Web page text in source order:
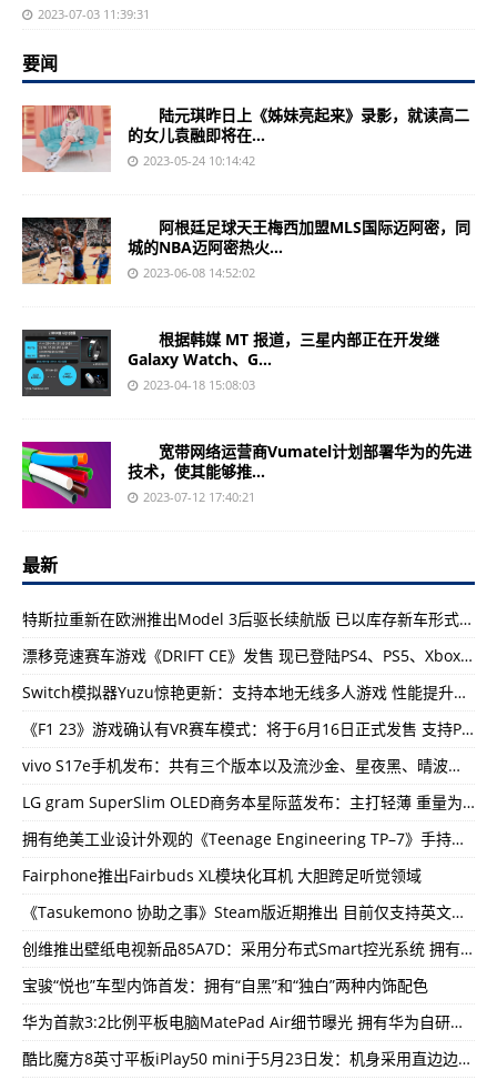
2023-07-03 11:39:31
要闻
陆元琪昨日上《姊妹亮起来》录影，就读高二
的女儿袁融即将在...
2023-05-24 10:14:42
阿根廷足球天王梅西加盟MLS国际迈阿密，同
城的NBA迈阿密热火...
2023-06-08 14:52:02
根据韩媒 MT 报道，三星内部正在开发继
Galaxy Watch、G...
2023-04-18 15:08:03
宽带网络运营商Vumatel计划部署华为的先进
技术，使其能够推...
2023-07-12 17:40:21
最新
特斯拉重新在欧洲推出Model 3后驱长续航版 已以库存新车形式上架官网
漂移竞速赛车游戏《DRIFT CE》发售 现已登陆PS4、PS5、Xbox One等平台
Switch模拟器Yuzu惊艳更新：支持本地无线多人游戏 性能提升最高达到了87%
《F1 23》游戏确认有VR赛车模式：将于6月16日正式发售 支持PC VR平台
vivo S17e手机发布：共有三个版本以及流沙金、星夜黑、晴波蓝三种配色
LG gram SuperSlim OLED商务本星际蓝发布：主打轻薄 重量为990g
拥有绝美工业设计外观的《Teenage Engineering TP–7》手持式录音机
Fairphone推出Fairbuds XL模块化耳机 大胆跨足听觉领域
《Tasukemono 协助之事》Steam版近期推出 目前仅支持英文与日文两种语系
创维推出壁纸电视新品85A7D：采用分布式Smart控光系统 拥有144级分区
宝骏“悦也”车型内饰首发：拥有“自黑”和“独白”两种内饰配色
华为首款3:2比例平板电脑MatePad Air细节曝光 拥有华为自研游戏插帧技术
酷比魔方8英寸平板iPlay50 mini于5月23日发：机身采用直边边框 后置单摄像头